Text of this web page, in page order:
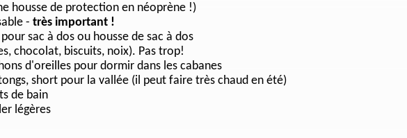
housse de protection en néoprène !)
- très important !
sac à dos ou housse de sac à dos
chocolat, biscuits, noix). Pas trop!
d'oreilles pour dormir dans les cabanes
short pour la vallée (il peut faire très chaud en été)
de bain
légères